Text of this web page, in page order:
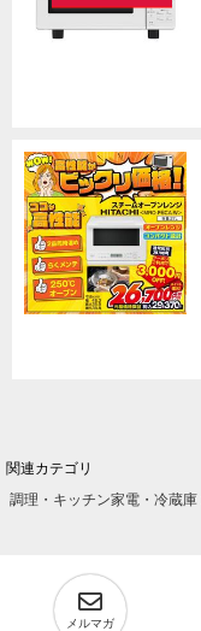
関連カテゴリ
調理・キッチン家電・冷蔵庫
メルマガ